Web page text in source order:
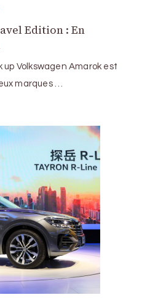
Edition : En
Volkswagen Amarok est
marques …